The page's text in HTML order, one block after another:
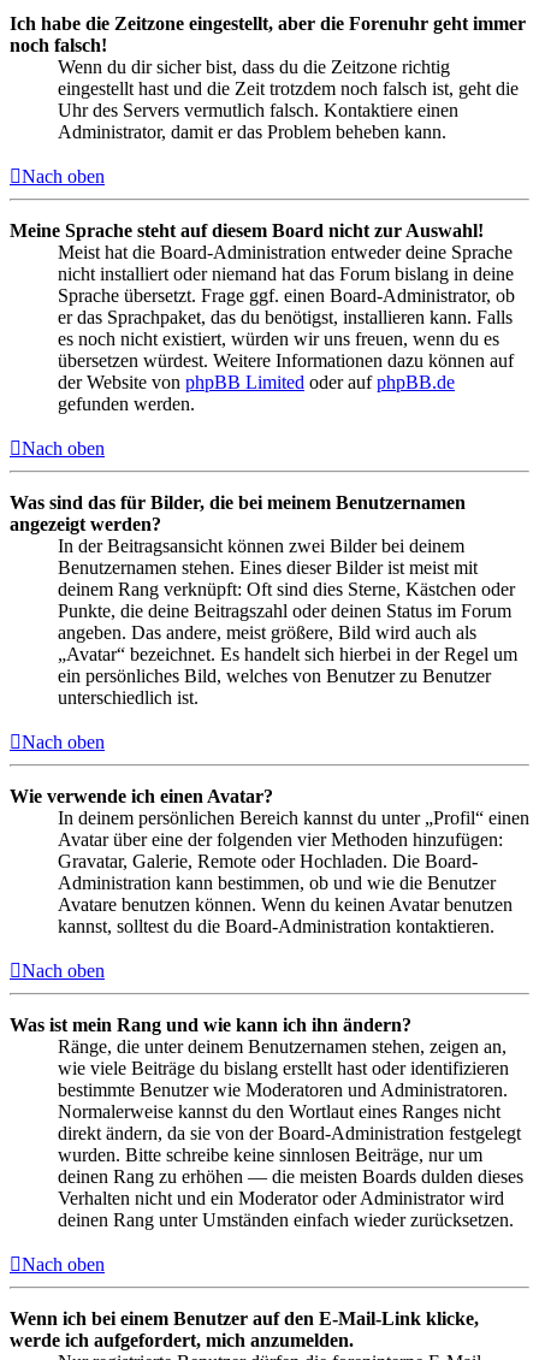
Ich habe die Zeitzone eingestellt, aber die Forenuhr geht immer
noch falsch!
Wenn du dir sicher bist, dass du die Zeitzone richtig
eingestellt hast und die Zeit trotzdem noch falsch ist, geht die
Uhr des Servers vermutlich falsch. Kontaktiere einen
Administrator, damit er das Problem beheben kann.
Nach oben
Meine Sprache steht auf diesem Board nicht zur Auswahl!
Meist hat die Board-Administration entweder deine Sprache
nicht installiert oder niemand hat das Forum bislang in deine
Sprache übersetzt. Frage ggf. einen Board-Administrator, ob
er das Sprachpaket, das du benötigst, installieren kann. Falls
es noch nicht existiert, würden wir uns freuen, wenn du es
übersetzen würdest. Weitere Informationen dazu können auf
der Website von phpBB Limited oder aufphpBB.de
gefunden werden.
Nach oben
Was sind das für Bilder, die bei meinem Benutzernamen
angezeigt werden?
In der Beitragsansicht können zwei Bilder bei deinem
Benutzernamen stehen. Eines dieser Bilder ist meist mit
deinem Rang verknüpft: Oft sind dies Sterne, Kästchen oder
Punkte, die deine Beitragszahl oder deinen Status im Forum
angeben. Das andere, meist größere, Bild wird auch als
„Avatar“ bezeichnet. Es handelt sich hierbei in der Regel um
ein persönliches Bild, welches von Benutzer zu Benutzer
unterschiedlich ist.
Nach oben
Wie verwende ich einen Avatar?
In deinem persönlichen Bereich kannst du unter „Profil“ einen
Avatar über eine der folgenden vier Methoden hinzufügen:
Gravatar, Galerie, Remote oder Hochladen. Die Board-
Administration kann bestimmen, ob und wie die Benutzer
Avatare benutzen können. Wenn du keinen Avatar benutzen
kannst, solltest du die Board-Administration kontaktieren.
Nach oben
Was ist mein Rang und wie kann ich ihn ändern?
Ränge, die unter deinem Benutzernamen stehen, zeigen an,
wie viele Beiträge du bislang erstellt hast oder identifizieren
bestimmte Benutzer wie Moderatoren und Administratoren.
Normalerweise kannst du den Wortlaut eines Ranges nicht
direkt ändern, da sie von der Board-Administration festgelegt
wurden. Bitte schreibe keine sinnlosen Beiträge, nur um
deinen Rang zu erhöhen — die meisten Boards dulden dieses
Verhalten nicht und ein Moderator oder Administrator wird
deinen Rang unter Umständen einfach wieder zurücksetzen.
Nach oben
Wenn ich bei einem Benutzer auf den E-Mail-Link klicke,
werde ich aufgefordert, mich anzumelden.